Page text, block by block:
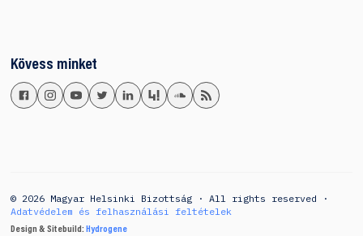
Kövess minket
© 2026 Magyar Helsinki Bizottság · All rights reserved ·
Adatvédelem és felhasználási feltételek
Design & Sitebuild: Hydrogene